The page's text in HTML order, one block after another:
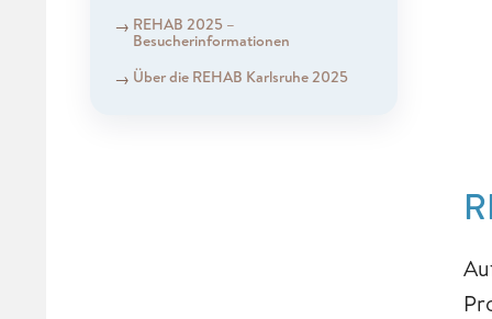
REHAB 2025 –
Besucherinformationen
Über die REHAB Karlsruhe 2025